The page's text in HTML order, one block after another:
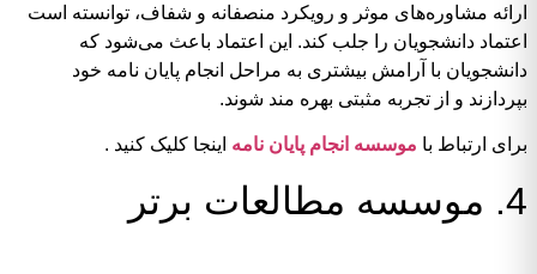
ارائه مشاوره‌های موثر و رویکرد منصفانه و شفاف، توانسته است
اعتماد دانشجویان را جلب کند. این اعتماد باعث می‌شود که
دانشجویان با آرامش بیشتری به مراحل انجام پایان نامه خود
بپردازند و از تجربه مثبتی بهره مند شوند.
برای ارتباط با موسسه انجام پایان نامه اینجا کلیک کنید .
4. موسسه مطالعات برتر